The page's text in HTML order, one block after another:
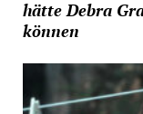
hätte Debra
können